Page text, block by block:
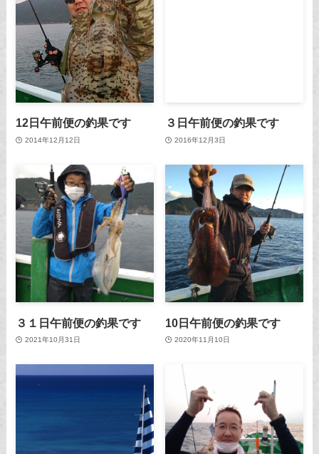
12日午前便の釣果です
2014年12月12日
３日午前便の釣果です
2016年12月3日
３１日午前便の釣果です
2021年10月31日
10日午前便の釣果です
2020年11月10日